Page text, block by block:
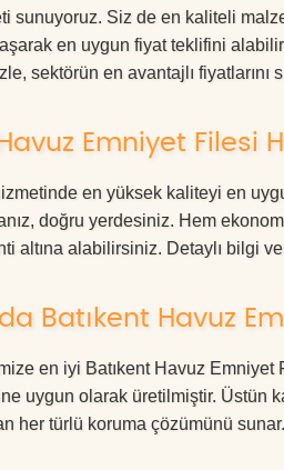
sunuyoruz. Siz de en kaliteli
en uygun fiyat teklifini
sektörün en avantajlı fiyatlarını
Emniyet Filesi
en yüksek kaliteyi en
doğru yerdesiniz. Hem
altına alabilirsiniz. Detaylı bilgi
Batıkent Havuz
en iyi Batıkent Havuz
uygun olarak üretilmiştir. Üstün
her türlü koruma çözümünü